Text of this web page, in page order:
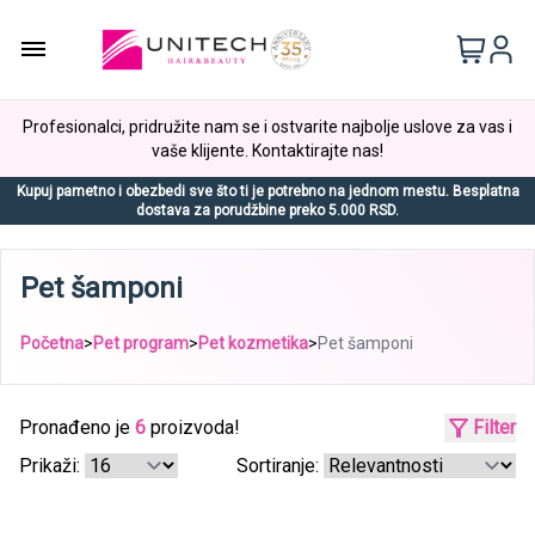
Profesionalci, pridružite nam se i ostvarite najbolje uslove za vas i
vaše klijente. Kontaktirajte nas!
Kupuj pametno i obezbedi sve što ti je potrebno na jednom mestu. Besplatna
dostava za porudžbine preko 5.000 RSD.
Pet šamponi
Početna>Pet program>Pet kozmetika>Pet šamponi
Pronađeno je 6 proizvoda!
Filter
Prikaži:
Sortiranje: